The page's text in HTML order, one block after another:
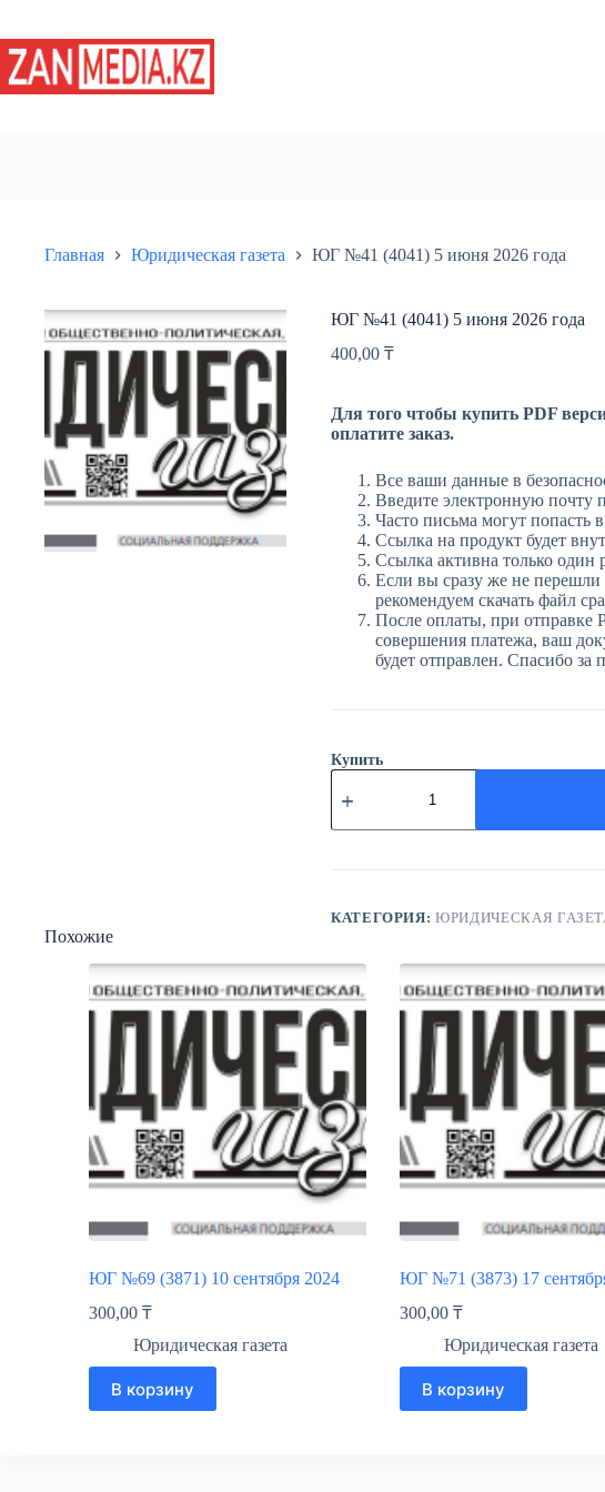
сути
Главная Юридическая газета ЮГ №41 (4041) 5 июня 2026 года
ЮГ №41 (4041) 5 июня 2026 года
400,00 ₸
Для того чтобы купить PDF
оплатите заказ.
Все ваши данные в
Введите электронную почту
Часто письма могут попасть
Ссылка на продукт будет
Ссылка активна только один
Если вы сразу же не перешли
рекомендуем скачать файл
После оплаты, при отправке
совершения платежа, ваш
будет отправлен. Спасибо за
Купить
Количество
товара
№41
5
2026
года
КАТЕГОРИЯ:ЮРИДИЧЕСКАЯ
Похожие
ЮГ №69 (3871) 10 сентября 2024
300,00 ₸
Юридическая газета
В корзину
ЮГ №71 (3873) 17
300,00 ₸
Юридическая газета
В корзину